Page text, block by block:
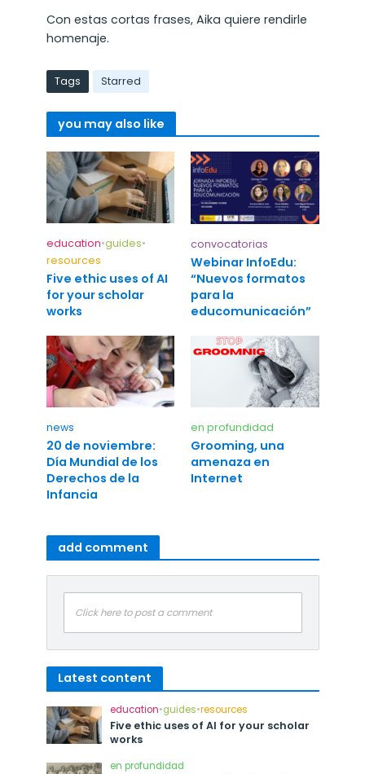
Con estas cortas frases, Aika quiere rendirle
homenaje.
Tags Starred
you may also like
education•guides•
resources
Five ethic uses of AI
for your scholar
works
convocatorias
Webinar InfoEdu:
“Nuevos formatos
para la
educomunicación”
news
20 de noviembre:
Día Mundial de los
Derechos de la
Infancia
en profundidad
Grooming, una
amenaza en
Internet
add comment
Click here to post a comment
Latest content
education•guides•resources
Five ethic uses of AI for your scholar
works
en profundidad